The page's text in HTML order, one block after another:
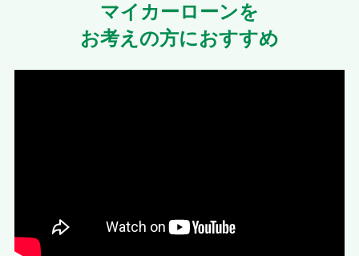
マイカーローンを
お考えの方におすすめ